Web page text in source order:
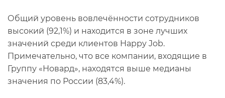
Общий уровень вовлечённости сотрудников
высокий (92,1%) и находится в зоне лучших
значений среди клиентов Happy Job.
Примечательно, что все компании, входящие в
Группу «Новард», находятся выше медианы
значения по России (83,4%).